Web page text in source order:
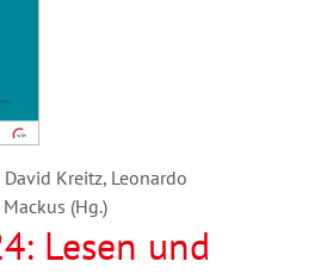
Kreitz, Leonardo
(Hg.)
Lesen und